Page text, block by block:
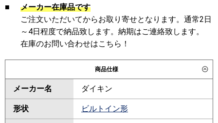
■
メーカー在庫品です
ご注文いただいてからお取り寄せとなります。通常2日
～4日程度で納品致します。納期はご連絡致します。
在庫のお問い合わせはこちら！
商品仕様
メーカー名 ダイキン
形状 ビルトイン形